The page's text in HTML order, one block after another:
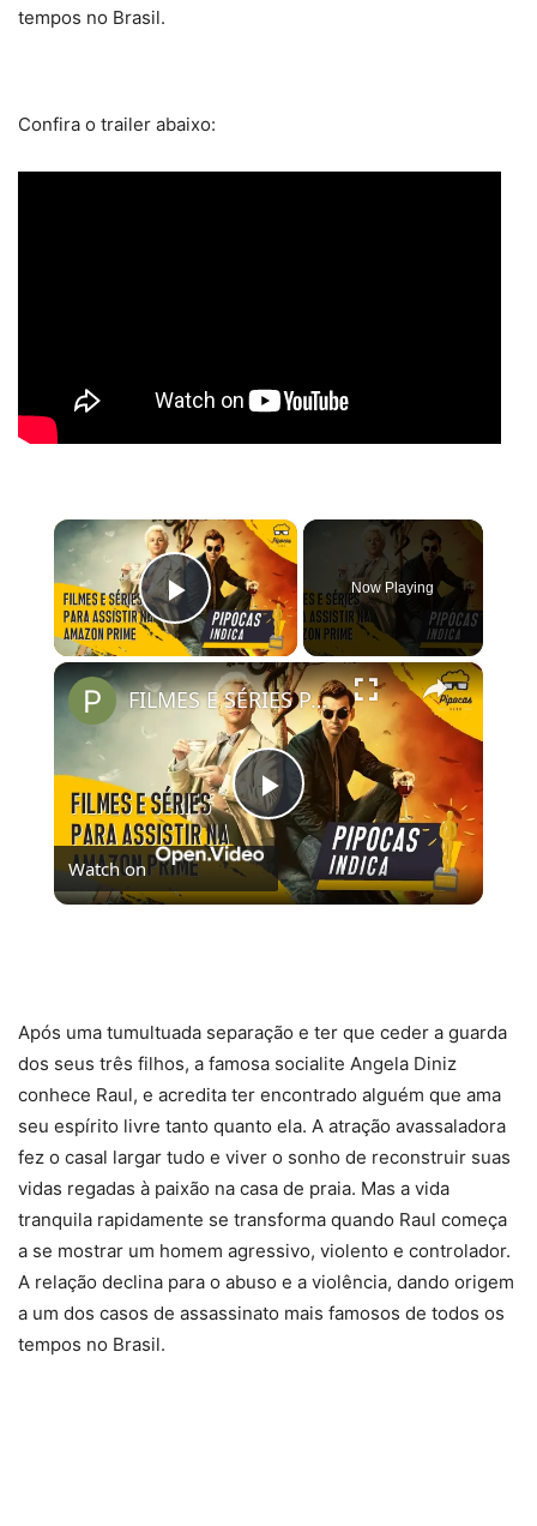
tempos no Brasil.
Confira o trailer abaixo:
×
Play Video
Now Playing
×
Play
Video
FILMES E SÉRIES PARA ASSISTIR NO AMAZON PRIME VIDEO | #PipocasIndica 7
Watch on
Após uma tumultuada separação e ter que ceder a guarda
dos seus três filhos, a famosa socialite Angela Diniz
conhece Raul, e acredita ter encontrado alguém que ama
seu espírito livre tanto quanto ela. A atração avassaladora
fez o casal largar tudo e viver o sonho de reconstruir suas
vidas regadas à paixão na casa de praia. Mas a vida
tranquila rapidamente se transforma quando Raul começa
a se mostrar um homem agressivo, violento e controlador.
A relação declina para o abuso e a violência, dando origem
a um dos casos de assassinato mais famosos de todos os
tempos no Brasil.